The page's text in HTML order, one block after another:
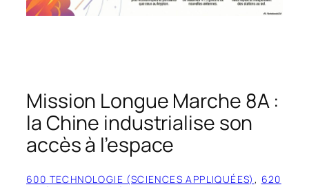
Mission Longue Marche 8A :
la Chine industrialise son
accès à l’espace
600 TECHNOLOGIE (SCIENCES APPLIQUÉES) , 620